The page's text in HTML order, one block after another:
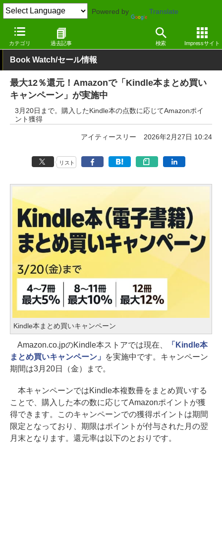
Powered by Translate
カテゴリ 過去記事 検索 Impressサイト
窓の杜 セール
Book Watch/セール情報
最大12％還元！Amazonで「Kindle本まとめ買い
キャンペーン」が実施中
3月20日まで。購入したKindle本の点数に応じてAmazonポイ
ント獲得
アイティースリー 2026年2月27日 10:24
リスト
Kindle本まとめ買いキャンペーン
Amazon.co.jpのKindle本ストアでは現在、
「Kindle本
まとめ買いキャンペーン」
を実施中です。キャンペーン
期間は3月20日（金）まで。
本キャンペーンではKindle本複数冊をまとめ買いする
ことで、購入した本の数に応じてAmazonポイントが獲
得できます。このキャンペーンでの獲得ポイントは期間
限定となっており、期限はポイントが付与された月の翌
月末となります。還元率は以下のとおりです。